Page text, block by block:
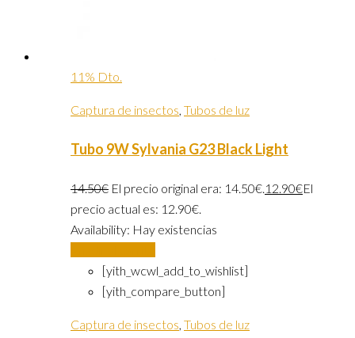
11% Dto.
Captura de insectos, Tubos de luz
Tubo 9W Sylvania G23 Black Light
14.50€ El precio original era: 14.50€.12.90€El
precio actual es: 12.90€.
Availability: Hay existencias
[yith_wcwl_add_to_wishlist]
[yith_compare_button]
Captura de insectos, Tubos de luz